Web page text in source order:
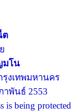
ต
มโน
งเทพมหานคร
าพันธ์ 2553
is being protected